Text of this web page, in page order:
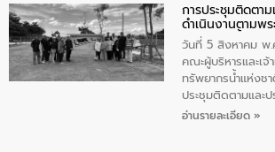
การประชุมติดตา
ดำเนินงานตาม
ทรัพยากรน้ำ พ.ศ.
ปีงบประมาณ พ.
วันที่ 5 สิงหาคม พ.
คณะผู้บริหารและเจ้
ทรัพยากรน้ำแห่งช
ประชุมติดตามและป
ตามพระราชบัญญัติ
อ่านรายละเอียด »